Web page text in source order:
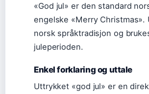
«God jul» er den standard
engelske «Merry
norsk språktradisjon og
juleperioden.
Enkel forklaring og uttale
Uttrykket «god jul» er en